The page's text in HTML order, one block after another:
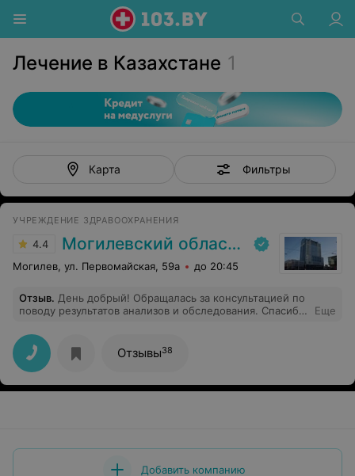
Лечение в Казахстане 1
Карта Фильтры
УЧРЕЖДЕНИЕ ЗДРАВООХРАНЕНИЯ
4.4 Могилевский областной лечебно-диагностический центр
Могилев, ул. Первомайская, 59а до 20:45
Отзыв. День добрый! Обращалась за консультацией по
поводу результатов анализов и обследования. Спасибо
полочкам".
Еще
Отзывы38
Добавить компанию